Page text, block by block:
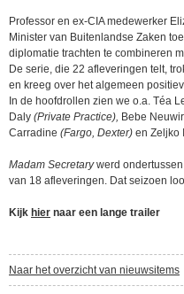
Professor en ex-CIA medewerker
Minister van Buitenlandse Zaken
diplomatie trachten te combineren
De serie, die 22 afleveringen telt,
en kreeg over het algemeen
In de hoofdrollen zien we o.a. Téa
Daly (Private Practice), Bebe
Carradine (Fargo, Dexter) en Zeljko
Madam Secretarywerd
van 18 afleveringen. Dat seizoen
Kijk hier naar een lange trailer
Naar het overzicht van nieuwsitems